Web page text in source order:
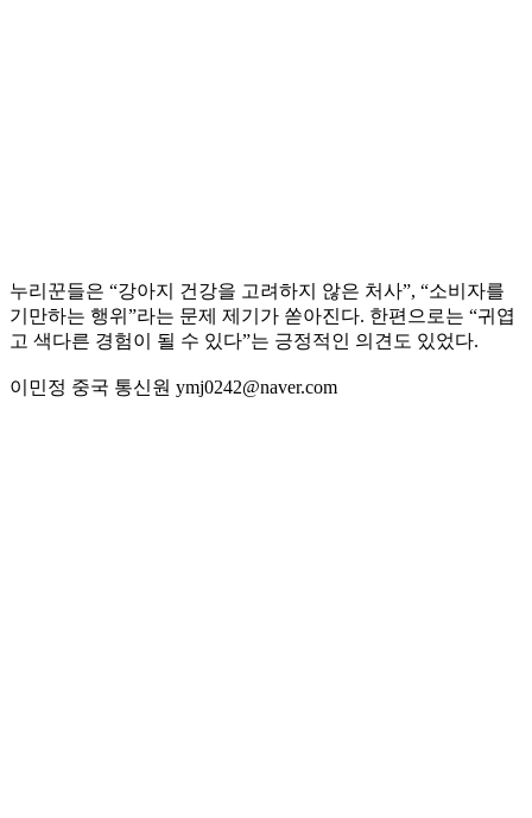
누리꾼들은 “강아지 건강을 고려하지 않은 처사”, “소비자를
기만하는 행위”라는 문제 제기가 쏟아진다. 한편으로는 “귀엽
고 색다른 경험이 될 수 있다”는 긍정적인 의견도 있었다.
이민정 중국 통신원 ymj0242@naver.com